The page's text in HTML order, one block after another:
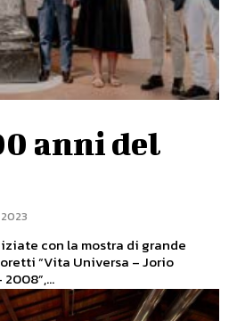
anni del
con la mostra di grande
“Vita Universa – Jorio